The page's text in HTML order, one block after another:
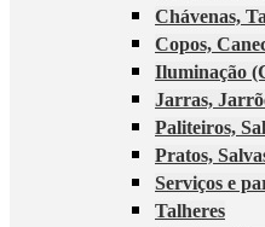
Chávenas,
Copos,
Iluminação
Jarras,
Paliteiros,
Pratos,
Serviços e
Talheres